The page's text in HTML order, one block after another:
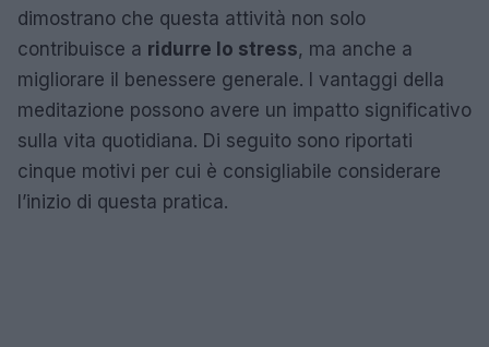
dimostrano che questa attività non solo
contribuisce a ridurre lo stress, ma anche a
migliorare il benessere generale. I vantaggi della
meditazione possono avere un impatto significativo
sulla vita quotidiana. Di seguito sono riportati
cinque motivi per cui è consigliabile considerare
l’inizio di questa pratica.